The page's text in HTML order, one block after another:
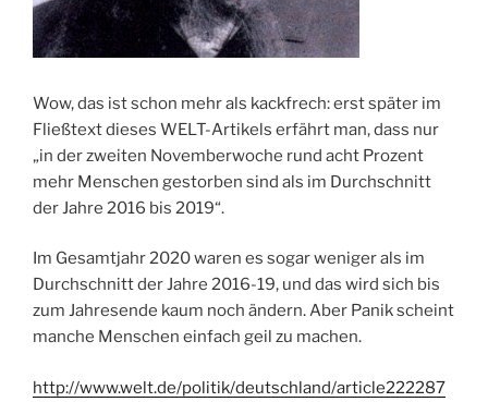
Wow, das ist schon mehr als kackfrech: erst später im
Fließtext dieses WELT-Artikels erfährt man, dass nur
„in der zweiten Novemberwoche rund acht Prozent
mehr Menschen gestorben sind als im Durchschnitt
der Jahre 2016 bis 2019“.
Im Gesamtjahr 2020 waren es sogar weniger als im
Durchschnitt der Jahre 2016-19, und das wird sich bis
zum Jahresende kaum noch ändern. Aber Panik scheint
manche Menschen einfach geil zu machen.
http://www.welt.de/politik/deutschland/article222287